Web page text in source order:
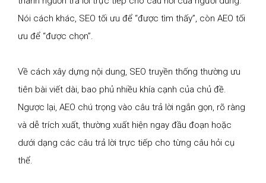
Nói cách khác, SEO tối ưu để “được tìm thấy”, còn AEO tối
ưu để “được chọn”.
Về cách xây dựng nội dung, SEO truyền thống thường ưu
tiên bài viết dài, bao phủ nhiều khía cạnh của chủ đề.
Ngược lại, AEO chú trọng vào câu trả lời ngắn gọn, rõ ràng
và dễ trích xuất, thường xuất hiện ngay đầu đoạn hoặc
dưới dạng các câu trả lời trực tiếp cho từng câu hỏi cụ
thể.